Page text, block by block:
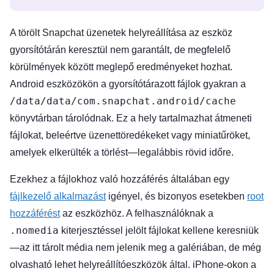
A törölt Snapchat üzenetek helyreállítása az eszköz
gyorsítótárán keresztül nem garantált, de megfelelő
körülmények között meglepő eredményeket hozhat.
Android eszközökön a gyorsítótárazott fájlok gyakran a
/data/data/com.snapchat.android/cache
könyvtárban tárolódnak. Ez a hely tartalmazhat átmeneti
fájlokat, beleértve üzenettöredékeket vagy miniatűröket,
amelyek elkerülték a törlést—legalábbis rövid időre.
Ezekhez a fájlokhoz való hozzáférés általában egy
fájlkezelő alkalmazástigényel, és bizonyos esetekben root
hozzáféréstaz eszközhöz. A felhasználóknak a
.nomedia kiterjesztéssel jelölt fájlokat kellene keresniük
—az itt tárolt média nem jelenik meg a galériában, de még
olvasható lehet helyreállítóeszközök által. iPhone-okon a